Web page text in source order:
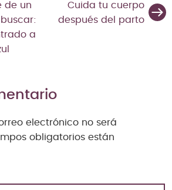
de un
a
Cuida tu cuerpo
después del parto
electrónico no será
obligatorios están